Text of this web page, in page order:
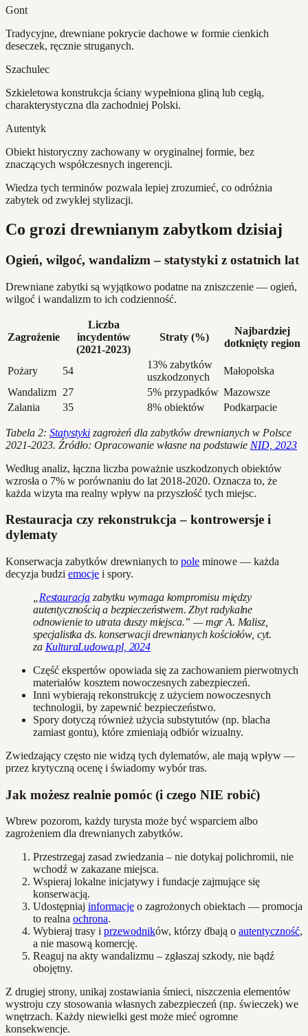
Gont
Tradycyjne, drewniane pokrycie dachowe w formie cienkich
deseczek, ręcznie struganych.
Szachulec
Szkieletowa konstrukcja ściany wypełniona gliną lub cegłą,
charakterystyczna dla zachodniej Polski.
Autentyk
Obiekt historyczny zachowany w oryginalnej formie, bez
znaczących współczesnych ingerencji.
Wiedza tych terminów pozwala lepiej zrozumieć, co odróżnia
zabytek od zwykłej stylizacji.
Co grozi drewnianym zabytkom dzisiaj
Ogień, wilgoć, wandalizm – statystyki z ostatnich lat
Drewniane zabytki są wyjątkowo podatne na zniszczenie — ogień,
wilgoć i wandalizm to ich codzienność.
Zagrożenie
Liczba
incydentów
(2021-2023)
Straty (%)
Najbardziej
dotknięty region
Pożary 54
13% zabytków
uszkodzonych
Małopolska
Wandalizm 27 5% przypadków Mazowsze
Zalania
35 8% obiektów Podkarpacie
Tabela 2: Statystyki zagrożeń dla zabytków drewnianych w Polsce
2021-2023. Źródło: Opracowanie własne na podstawie NID, 2023
Według analiz, łączna liczba poważnie uszkodzonych obiektów
wzrosła o 7% w porównaniu do lat 2018-2020. Oznacza to, że
każda wizyta ma realny wpływ na przyszłość tych miejsc.
Restauracja czy rekonstrukcja – kontrowersje i
dylematy
Konserwacja zabytków drewnianych to pole minowe — każda
decyzja budzi emocje i spory.
Restauracja zabytku wymaga kompromisu między
autentycznością a bezpieczeństwem. Zbyt radykalne
odnowienie to utrata duszy miejsca.” — mgr A. Malisz,
specjalistka ds. konserwacji drewnianych kościołów, cyt.
za KulturaLudowa.pl, 2024
Część ekspertów opowiada się za zachowaniem pierwotnych
materiałów kosztem nowoczesnych zabezpieczeń.
Inni wybierają rekonstrukcję z użyciem nowoczesnych
technologii, by zapewnić bezpieczeństwo.
Spory dotyczą również użycia substytutów (np. blacha
zamiast gontu), które zmieniają odbiór wizualny.
Zwiedzający często nie widzą tych dylematów, ale mają wpływ —
przez krytyczną ocenę i świadomy wybór tras.
Jak możesz realnie pomóc (i czego NIE robić)
Wbrew pozorom, każdy turysta może być wsparciem albo
zagrożeniem dla drewnianych zabytków.
Przestrzegaj zasad zwiedzania – nie dotykaj polichromii, nie
wchodź w zakazane miejsca.
Wspieraj lokalne inicjatywy i fundacje zajmujące się
konserwacją.
Udostępniaj informacje o zagrożonych obiektach — promocja
to realna ochrona.
Wybieraj trasy i przewodników, którzy dbają o autentyczność,
a nie masową komercję.
Reaguj na akty wandalizmu – zgłaszaj szkody, nie bądź
obojętny.
Z drugiej strony, unikaj zostawiania śmieci, niszczenia elementów
wystroju czy stosowania własnych zabezpieczeń (np. świeczek) we
wnętrzach. Każdy niewielki gest może mieć ogromne
konsekwencje.